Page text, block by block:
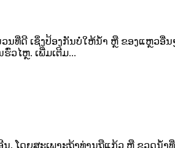
ດີ ເຊິ່ງປ້ອງກັນບໍ່ໃຫ້ນໍ້າ ຫຼື ຂອງແຫຼວອື່ນ
ວໄຫຼ. ເພີ່ມເຕີມ...
, ໂດຍສະເພາະຖ້າທ່ານຖືແກ້ວ ຫຼື ຂວດນ້